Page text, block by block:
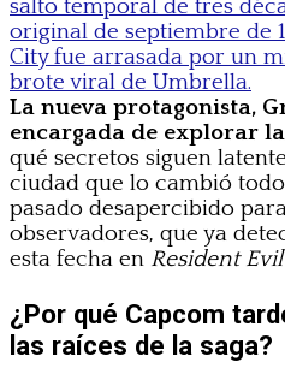
salto temporal de tres
original de septiembre de
City fue arrasada por un
brote viral de Umbrella.
La nueva protagonista,
encargada de explorar
qué secretos siguen
ciudad que lo cambió
pasado desapercibido
observadores, que ya
esta fecha en Resident
¿Por qué Capcom
las raíces de la saga?